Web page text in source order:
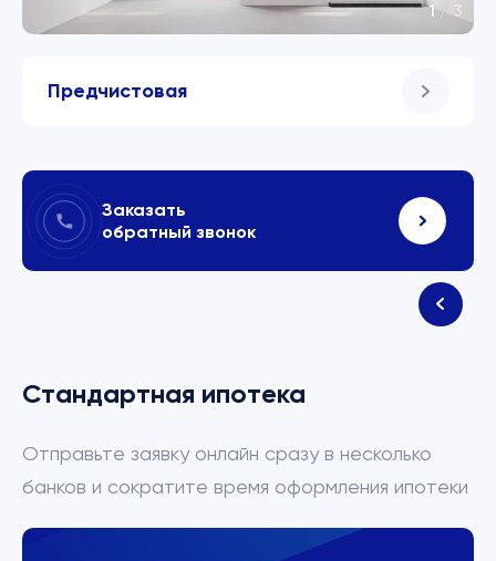
Предчистовая
1 /3
Заказать
обратный звонок
Стандартная ипотека
Отправьте заявку онлайн сразу в несколько
банков и сократите время оформления ипотеки